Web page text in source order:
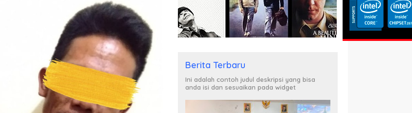
Berita Terbaru
Ini adalah contoh judul deskripsi yang bisa
anda isi dan sesuaikan pada widget